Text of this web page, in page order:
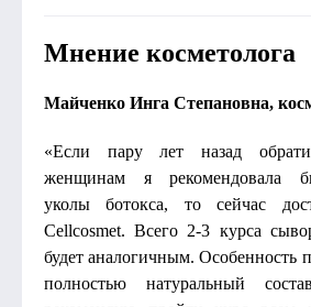
Мнение косметолога
Майченко Инга Степановна,
«Если пару лет назад
женщинам я рекомендовала
уколы ботокса, то сейчас
Cellcosmet. Всего 2-3 курса
будет аналогичным. Особенность
полностью натуральный